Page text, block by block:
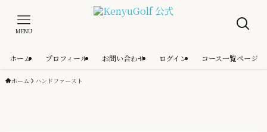
MENU
ホーム プロフィール お問い合わせ ログイン コース一覧ページ
ホーム ハンドファースト